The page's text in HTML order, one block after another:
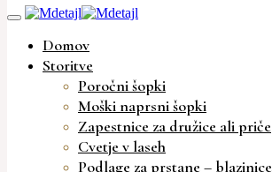
Domov
Storitve
Poročni šopki
Moški naprsni šopki
Zapestnice za družice ali priče
Cvetje v laseh
Podlage za prstane – blazinice